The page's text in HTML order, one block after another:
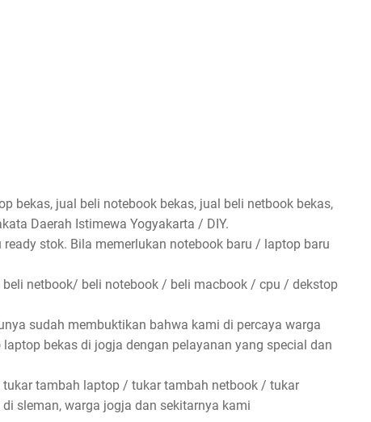
bekas, jual beli notebook bekas, jual beli netbook bekas,
Daerah Istimewa Yogyakarta / DIY.
stok. Bila memerlukan notebook baru / laptop baru
netbook/ beli notebook / beli macbook / cpu / dekstop
sudah membuktikan bahwa kami di percaya warga
bekas di jogja dengan pelayanan yang special dan
tambah laptop / tukar tambah netbook / tukar
sleman, warga jogja dan sekitarnya kami